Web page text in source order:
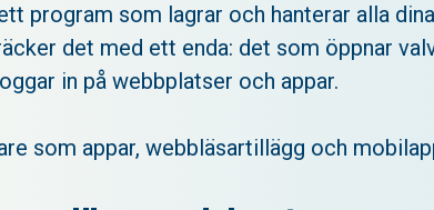
program som lagrar och hanterar alla
det med ett enda: det som öppnar
in på webbplatser och appar.
som appar, webbläsartillägg och